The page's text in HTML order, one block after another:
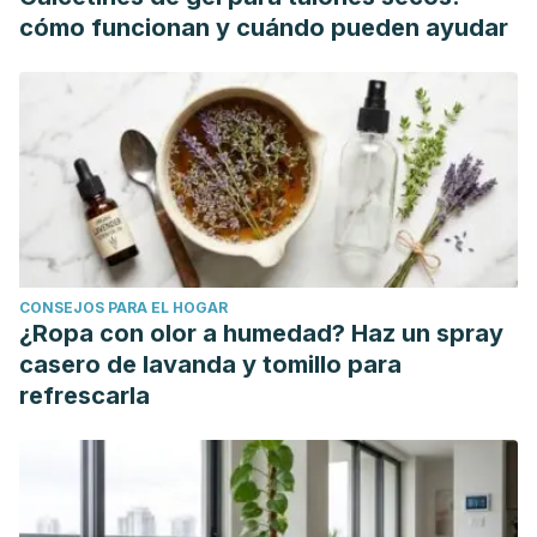
Han, X. J., Dong, Z. Q., Fan, M. M., Liu, Y., Li, J. H., Wang, Y.
F., … Zhang, S. (2012). PH-induced shape-memory
Macromolecular Rapid Communications
https://doi.org/10.1002/marc.201200153
cómo funcionan y cuándo pueden ayudar
CONSEJOS PARA EL HOGAR
¿Ropa con olor a humedad? Haz un spray
casero de lavanda y tomillo para
refrescarla